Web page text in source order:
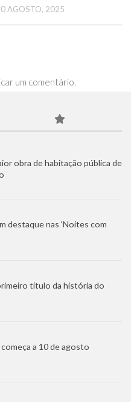
AGOSTO, 2025
um comentário.
obra de habitação pública de
destaque nas ‘Noites com
título da história do
a 10 de agosto